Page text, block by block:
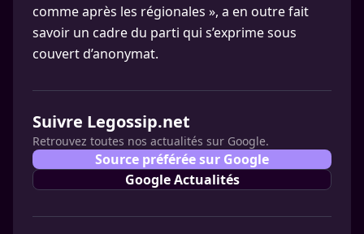
comme après les régionales », a en outre fait
savoir un cadre du parti qui s’exprime sous
couvert d’anonymat.
Suivre Legossip.net
Retrouvez toutes nos actualités sur Google.
Source préférée sur Google
Google Actualités